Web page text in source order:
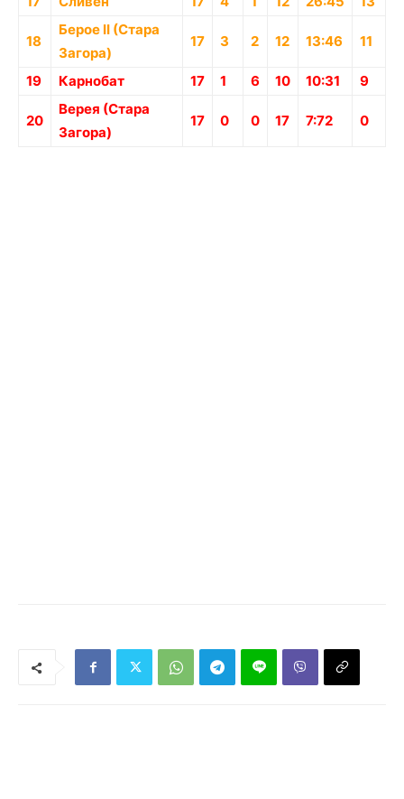
18
Берое II (Стара
Загора)
17 3 2 12 13:46 11
19 Карнобат 17 1 6 10 10:31 9
20
Верея (Стара
Загора)
17 0 0 17 7:72 0